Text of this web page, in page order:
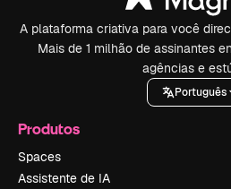
A plataforma criativa para você
Mais de 1 milhão de assinantes
agências e
Português
Produtos
Spaces
Assistente de IA